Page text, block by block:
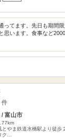
ってます。先日も期間
思います。食事など
/ 富山市
とやま鉄道水橋駅より徒歩
ク…